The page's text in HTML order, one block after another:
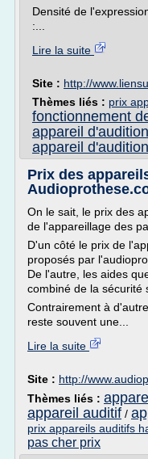
Densité de
:...
Lire la suite
Site : http://
Thèmes liés : prix
fonctionnement
appareil d'audition
appareil
Prix des
On le sait, le prix des
de l'appareillage des
D'un côté le prix de
proposés par
De l'autre, les aides
combiné de la sécurité
Contrairement à
reste souvent une...
Lire la suite
Site : http://
Thèmes liés :
appareil auditif /
prix appareils auditifs
pas cher prix